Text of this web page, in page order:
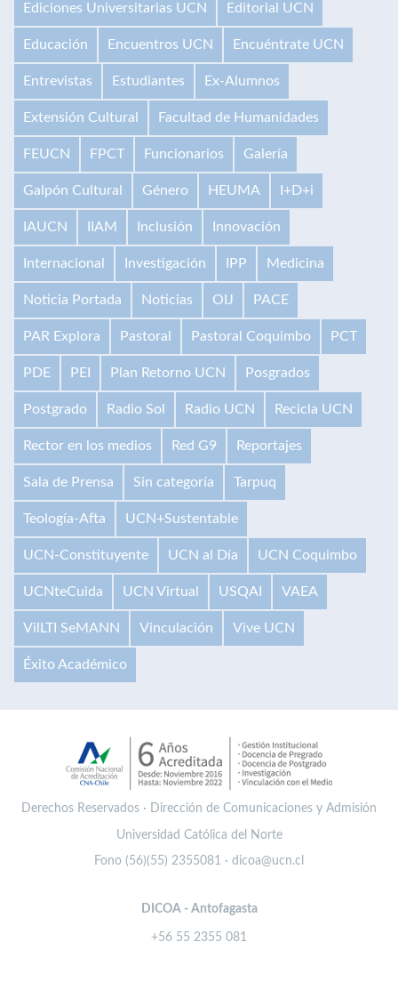
Ediciones Universitarias UCN Editorial UCN
Educación Encuentros UCN Encuéntrate UCN
Entrevistas Estudiantes Ex-Alumnos
Extensión Cultural Facultad de Humanidades
FEUCN FPCT Funcionarios Galería
Galpón Cultural Género HEUMA I+D+i
IAUCN IIAM Inclusión Innovación
Internacional Investigación IPP Medicina
Noticia Portada Noticias OIJ PACE
PAR Explora Pastoral Pastoral Coquimbo PCT
PDE PEI Plan Retorno UCN Posgrados
Postgrado Radio Sol Radio UCN Recicla UCN
Rector en los medios Red G9 Reportajes
Sala de Prensa Sin categoría Tarpuq
Teología-Afta UCN+Sustentable
UCN-Constituyente UCN al Día UCN Coquimbo
UCNteCuida UCN Virtual USQAI VAEA
VilLTI SeMANN Vinculación Vive UCN
Éxito Académico
Derechos Reservados · Dirección de Comunicaciones y Admisión
Universidad Católica del Norte
Fono (56)(55) 2355081 · dicoa@ucn.cl
DICOA - Antofagasta
+56 55 2355 081